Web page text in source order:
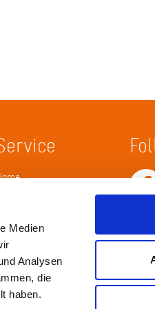
Medien
Analysen
die
haben.